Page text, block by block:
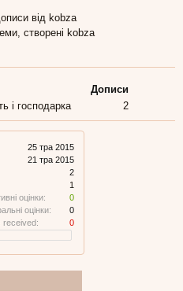
25 тра 2015
21 тра 2015
2
1
оцінки:
0
оцінки:
0
received:
0
від kobza
створені kobza
Дописи
і господарка
2